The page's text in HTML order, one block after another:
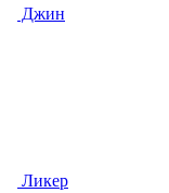
Джин
Ликер